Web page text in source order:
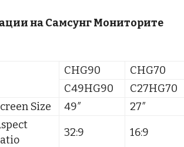
на Самсунг Мониторите
CHG90
CHG70
C49HG90
C27HG70
Size 49″
27″
32:9
16:9